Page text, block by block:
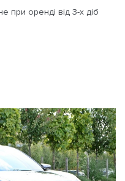
при оренді від 3-х діб